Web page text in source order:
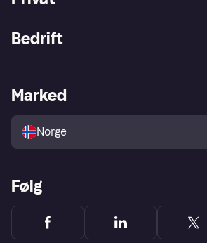
Utforsk butikker
Bedrift
Merchant portal
Marked
Norge
Følg